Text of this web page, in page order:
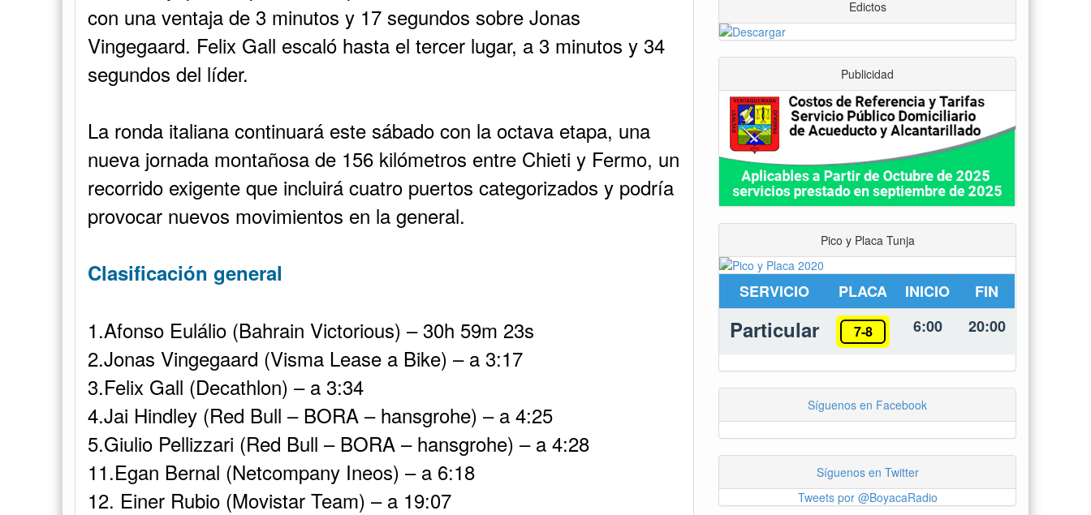
con una ventaja de 3 minutos y 17 segundos sobre Jonas
Vingegaard. Felix Gall escaló hasta el tercer lugar, a 3 minutos y 34
segundos del líder.
La ronda italiana continuará este sábado con la octava etapa, una
nueva jornada montañosa de 156 kilómetros entre Chieti y Fermo, un
recorrido exigente que incluirá cuatro puertos categorizados y podría
provocar nuevos movimientos en la general.
Clasificación general
1.Afonso Eulálio (Bahrain Victorious) – 30h 59m 23s
2.Jonas Vingegaard (Visma Lease a Bike) – a 3:17
3.Felix Gall (Decathlon) – a 3:34
4.Jai Hindley (Red Bull – BORA – hansgrohe) – a 4:25
5.Giulio Pellizzari (Red Bull – BORA – hansgrohe) – a 4:28
11.Egan Bernal (Netcompany Ineos) – a 6:18
12. Einer Rubio (Movistar Team) – a 19:07
Edictos
Publicidad
Pico y Placa Tunja
SERVICIO PLACA INICIO FIN
Particular 7-8 6:00 20:00
Síguenos en Facebook
Síguenos en Twitter
Tweets por @BoyacaRadio